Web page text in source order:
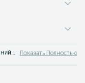
Продажа саженцев для сада. На доске объявлений OLX.uz Кувасай можно быстро и недорого купить рассаду для огорода. Лучший посадочный материал на OLX! Показать Полностью